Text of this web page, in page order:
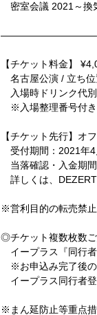
密室会議 2021 ～換
【チケット料金】
名古屋公演 / 立ち
入場時ドリンク代
※入場整理番号付き
【チケット先行】オ
受付期間： 2021年4
当落確認・入金期間
詳しくは、 DEZERT
※営利目的の転売禁
◎チケット複数枚数
イープラス『同行者
※お申込み完了後の
イープラス同行者
※まん延防止等重点措